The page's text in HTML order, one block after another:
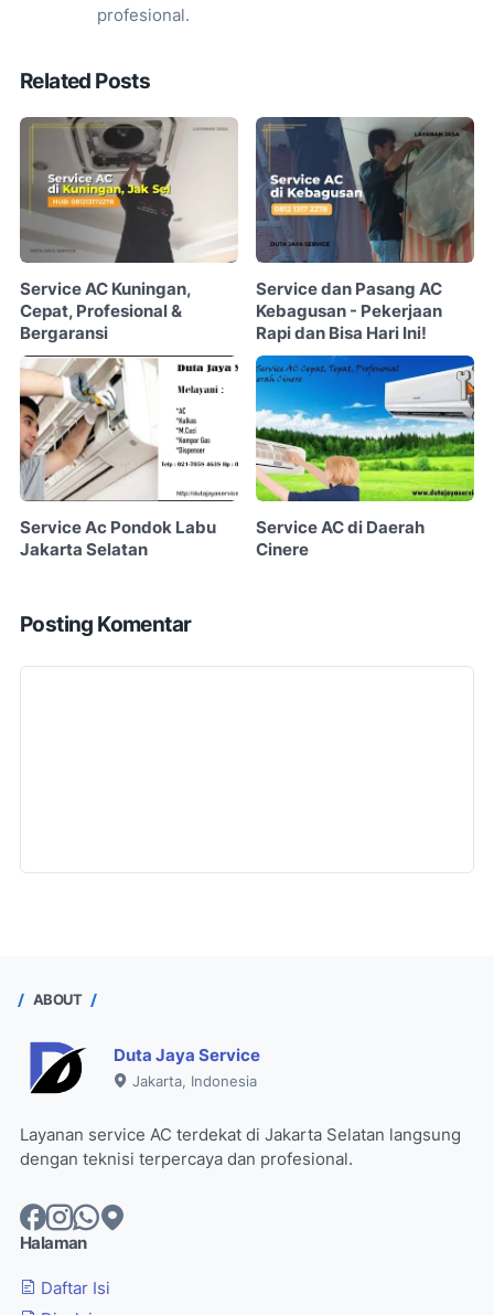
profesional.
Related Posts
Service AC Kuningan,
Cepat, Profesional &
Bergaransi
Service dan Pasang AC
Kebagusan - Pekerjaan
Rapi dan Bisa Hari Ini!
Service Ac Pondok Labu
Jakarta Selatan
Service AC di Daerah
Cinere
Posting Komentar
ABOUT
Duta Jaya Service
Jakarta, Indonesia
Layanan service AC terdekat di Jakarta Selatan langsung
dengan teknisi terpercaya dan profesional.
Halaman
Daftar Isi